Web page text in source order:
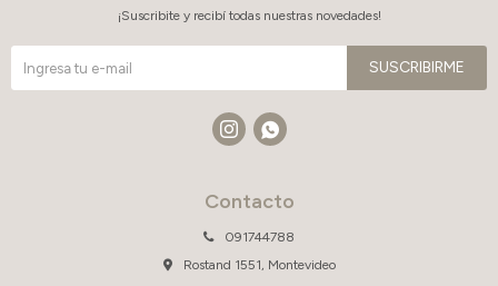
Contacto
091744788
Rostand 1551, Montevideo
¡Suscribite y recibí todas nuestras novedades!
SUSCRIBIRME
 